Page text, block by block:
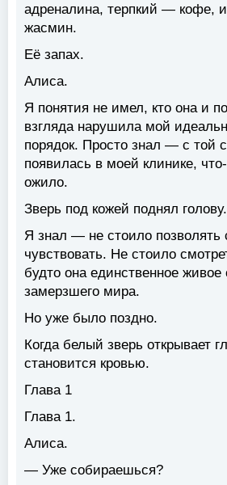
адреналина, терпкий — кофе,
жасмин.
Её запах.
Алиса.
Я понятия не имел, кто она и
взгляда нарушила мой
порядок. Просто знал — с той
появилась в моей клинике,
ожило.
Зверь под кожей поднял голову.
Я знал — не стоило позволять
чувствовать. Не стоило
будто она единственное живое
замерзшего мира.
Но уже было поздно.
Когда белый зверь открывает
становится кровью.
Глава 1
Глава 1.
Алиса.
— Уже собираешься?